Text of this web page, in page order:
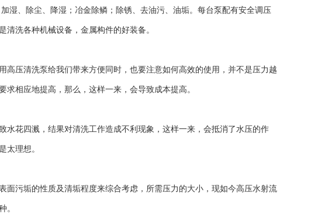
、除尘、降湿；冶金除鳞；除锈、去油污、油垢。每台泵配有安全调压
洗各种机械设备，金属构件的好装备。
压清洗泵给我们带来方便同时，也要注意如何高效的使用，并不是压力越
相应地提高，那么，这样一来，会导致成本提高。
花四溅，结果对清洗工作造成不利现象，这样一来，会抵消了水压的作
太理想。
污垢的性质及清垢程度来综合考虑，所需压力的大小，现如今高压水射流
。